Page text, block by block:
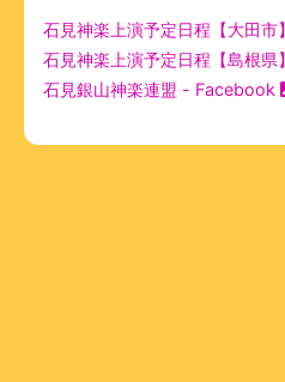
石見神楽上演予定日程【大田市】
石見神楽上演予定日程【島根県】
石見銀山神楽連盟 - Facebook